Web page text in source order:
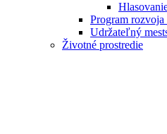
Program rozvoja
Udržateľný
Životné prostredie